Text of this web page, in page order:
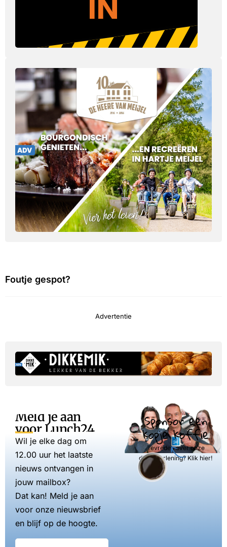
Foutje gespot?
Advertentie
Meld je aan
voor Lunch24
Wil je elke dag om
12.00 uur het laatste
nieuws ontvangen in
jouw mailbox?
Dat kan! Meld je aan
voor onze nieuwsbrief
en blijf op de hoogte.
Sponsor een
kopje koffie
Tevreden over onze
dienstverlening? Klik hier!